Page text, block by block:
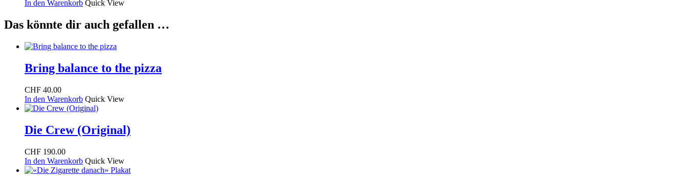
In den Warenkorb Quick View
Das könnte dir auch gefallen …
Bring balance to the pizza
CHF 40.00
In den Warenkorb Quick View
Die Crew (Original)
CHF 190.00
In den Warenkorb Quick View